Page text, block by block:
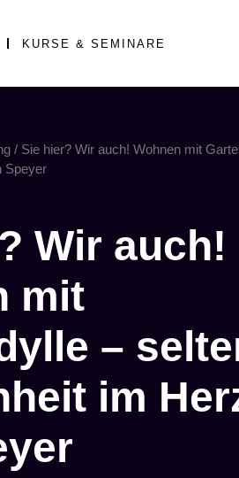
KURSE & SEMINARE
/ Sie hier? Wir auch! Wohnen mit
Speyer
Wir auch!
mit
–
im